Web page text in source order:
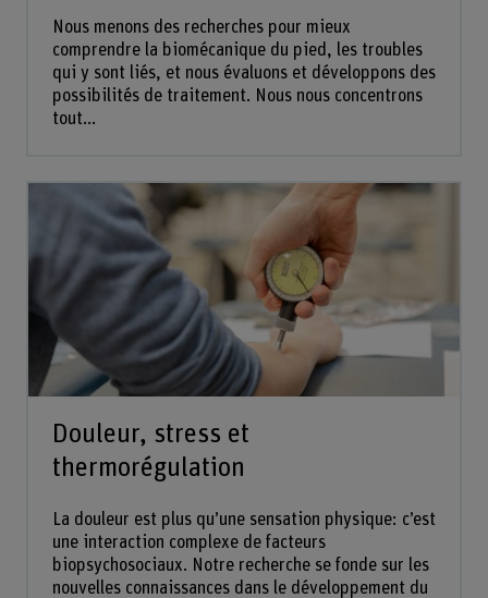
Nous menons des recherches pour mieux
comprendre la biomécanique du pied, les troubles
qui y sont liés, et nous évaluons et développons des
possibilités de traitement. Nous nous concentrons
tout...
Douleur, stress et
thermorégulation
La douleur est plus qu’une sensation physique: c’est
une interaction complexe de facteurs
biopsychosociaux. Notre recherche se fonde sur les
nouvelles connaissances dans le développement du